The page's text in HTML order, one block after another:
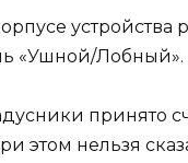
устройства
«Ушной/Лобный».
принято
этом нельзя